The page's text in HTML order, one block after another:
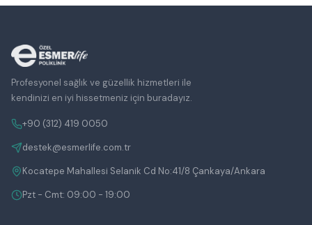
Profesyonel sağlık ve güzellik hizmetleri ile
kendinizi en iyi hissetmeniz için buradayız.
+90 (312) 419 0050
destek@esmerlife.com.tr
Kocatepe Mahallesi Selanik Cd No:41/8 Çankaya/Ankara
Pzt - Cmt: 09:00 - 19:00